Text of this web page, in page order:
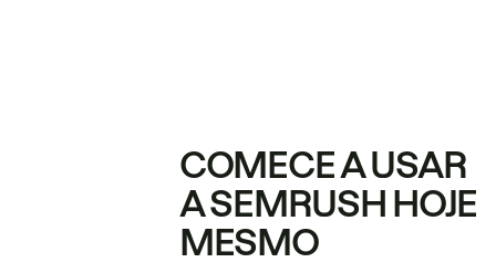
COMECE A USAR
A SEMRUSH HOJE
MESMO